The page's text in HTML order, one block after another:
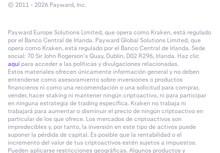
información proporcionada por el cliente
N/A
9
Comprueba si el activo digital es un valor no cubierto
Marcado para todas las transacciones
Marcado para todas las transacciones
© 2011 - 2026 Payward, Inc.
Payward Europe Solutions Limited, que opera como Kraken, está regulado
por el Banco Central de Irlanda. Payward Global Solutions Limited, que
opera como Kraken, está regulado por el Banco Central de Irlanda. Sede
social: 70 Sir John Rogerson’s Quay, Dublin, D02 R296, Irlanda. Haz clic
aquí para acceder a las políticas y divulgaciones relacionadas.
Estos materiales ofrecen únicamente información general y no deben
entenderse como asesoramiento sobre inversiones o productos
financieros ni como una recomendación o una solicitud para comprar,
vender, hacer staking ni mantener ningún criptoactivo, ni para participar
en ninguna estrategia de trading específica. Kraken no trabaja ni
trabajará para aumentar o disminuir el precio de ningún criptoactivo en
particular de los que ofrece. Los mercados de criptoactivos son
impredecibles y, por tanto, la inversión en este tipo de activos puede
suponer la pérdida de capital. Es posible que la rentabilidad o el
incremento del valor de tus criptoactivos estén sujetos a impuestos.
Pueden aplicarse restricciones geográficas. Algunos productos y